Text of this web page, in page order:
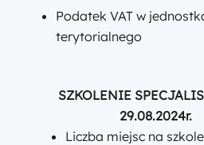
Podatek VAT w
terytorialnego
SZKOLENIE
29.08.2024r.
Liczba miejsc na